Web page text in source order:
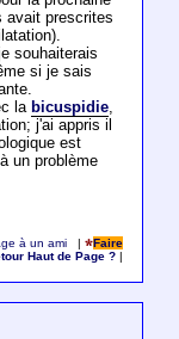
avait prescrites
souhaiterais
si je sais
la bicuspidie,
j'ai appris il
est
un problème
à un ami |
Faire
Haut de Page ?